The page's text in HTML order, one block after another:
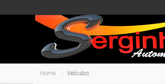
Home Veículos